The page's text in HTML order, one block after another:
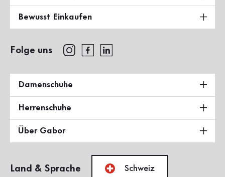
Bewusst Einkaufen
Folge uns
Damenschuhe
Herrenschuhe
Über Gabor
Land & Sprache Schweiz